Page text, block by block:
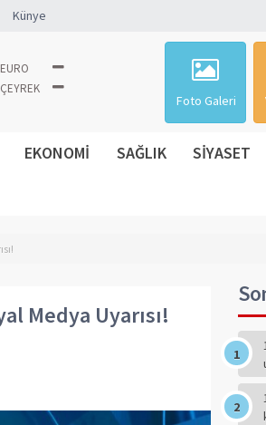
Künye
EURO
ÇEYREK
Foto Galeri
EKONOMİ SAĞLIK SİYASET
Medya Uyarısı!